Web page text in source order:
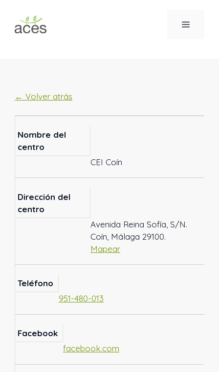
contenido
MENÚ
← Volver atrás
Nombre del
centro
CEI Coín
Dirección del
centro
Avenida Reina Sofía, S/N.
Coín, Málaga 29100.
Mapear
Teléfono
951-480-013
Facebook
facebook.com